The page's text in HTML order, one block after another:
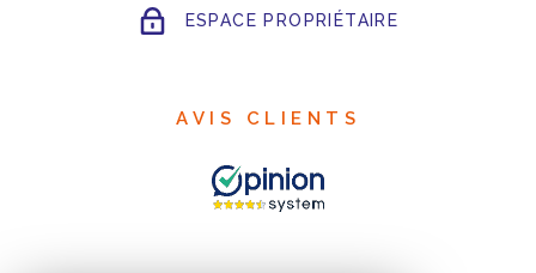
ESPACE PROPRIÉTAIRE
AVIS CLIENTS